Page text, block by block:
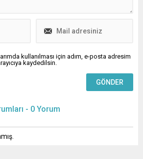
kullanılması için adım, e-posta adresim
kaydedilsin.
- 0 Yorum